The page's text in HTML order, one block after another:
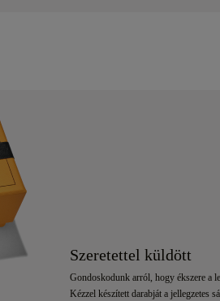
Szeretettel küldött
Gondoskodunk arról, hogy ékszere a
Kézzel készített darabját a jellegzetes